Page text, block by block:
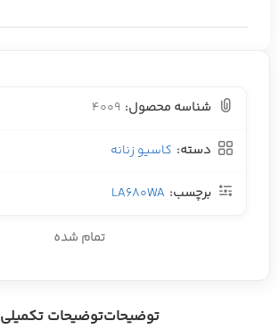
شناسه محصول: 4009
دسته: کاسیو زنانه
برچسب: LA680WA
تمام شده
توضیحاتتوضیحات تکمیلی